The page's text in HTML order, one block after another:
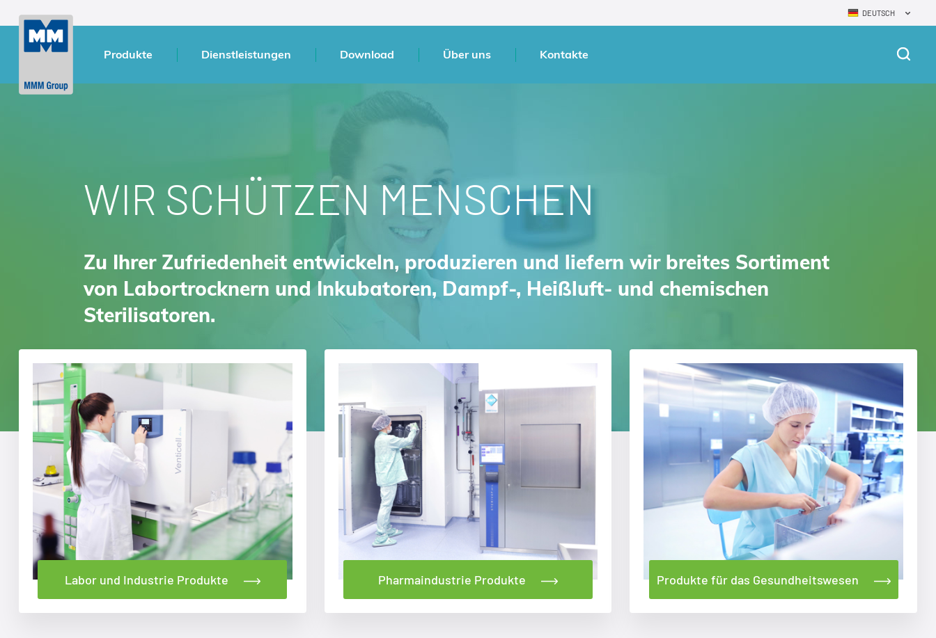
Produkte Dienstleistungen Download Über uns Kontakte
DEUTSCH
WIR SCHÜTZEN MENSCHEN
Zu Ihrer Zufriedenheit entwickeln, produzieren und liefern wir breites Sortiment
von Labortrocknern und Inkubatoren, Dampf-, Heißluft- und chemischen
Sterilisatoren.
Labor und Industrie Produkte Pharmaindustrie Produkte Produkte für das Gesundheitswesen